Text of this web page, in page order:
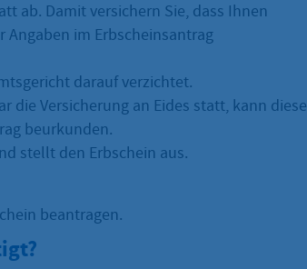
ab. Damit versichern Sie, dass Ihnen
im Erbscheinsantrag
darauf verzichtet.
die Versicherung an Eides statt, kann diese
beurkunden.
stellt den Erbschein aus.
beantragen.